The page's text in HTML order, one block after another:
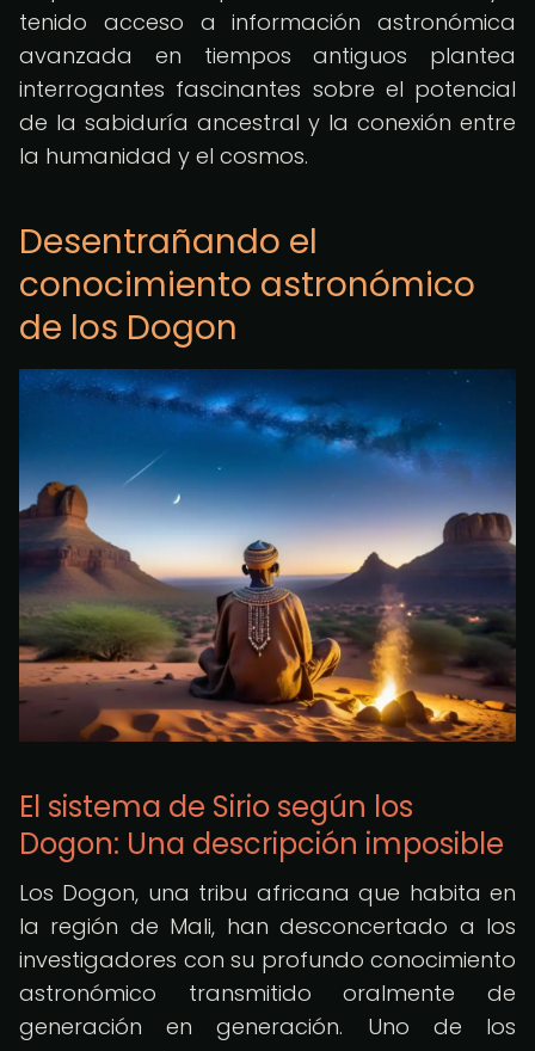
tenido acceso a información astronómica
avanzada en tiempos antiguos plantea
interrogantes fascinantes sobre el potencial
de la sabiduría ancestral y la conexión entre
la humanidad y el cosmos.
Desentrañando el
conocimiento astronómico
de los Dogon
El sistema de Sirio según los
Dogon: Una descripción imposible
Los Dogon, una tribu africana que habita en
la región de Mali, han desconcertado a los
investigadores con su profundo conocimiento
astronómico transmitido oralmente de
generación en generación. Uno de los